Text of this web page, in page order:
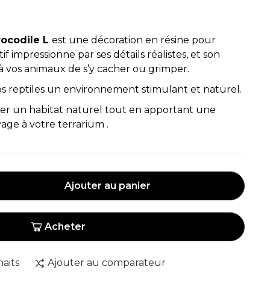
L est une décoration en résine pour
impressionne par ses détails réalistes, et son
animaux de s’y cacher ou grimper.
reptiles un environnement stimulant et naturel.
un habitat naturel tout en apportant une
à votre terrarium .
Ajouter au panier
Acheter
Ajouter au comparateur